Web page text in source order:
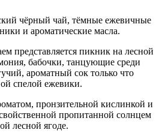
чёрный чай, тёмные ежевичные
и ароматические масла.
представляется пикник на лесной
бабочки, танцующие среди
ароматный сок только что
спелой ежевики.
пронзительной кислинкой и
пропитанной солнцем
лесной ягоде.